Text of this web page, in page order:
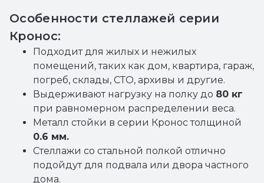
Особенности стеллажей серии
Кронос:
Подходит для жилых и нежилых
помещений, таких как дом, квартира, гараж,
погреб, склады, СТО, архивы и другие.
Выдерживают нагрузку на полку до 80 кг
при равномерном распределении веса.
Металл стойки в серии Кронос толщиной
0.6 мм.
Стеллажи со стальной полкой отлично
подойдут для подвала или двора частного
дома.